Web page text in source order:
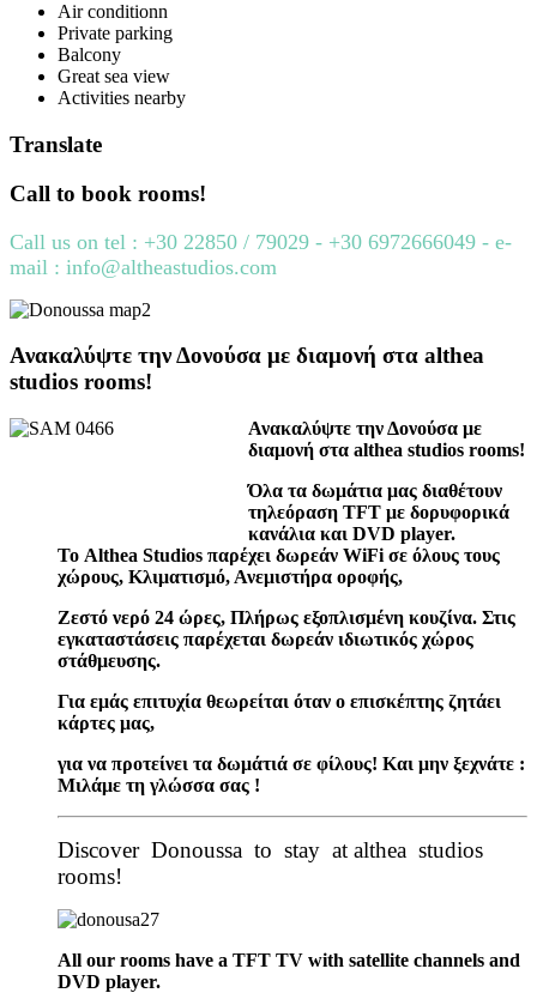
Air conditionn
Private parking
Balcony
Great sea view
Activities nearby
Translate
Call to book rooms!
Call us on tel : +30 22850 / 79029 - +30 6972666049 - e-
mail : info@altheastudios.com
Ανακαλύψτε την Δονούσα με διαμονή στα althea
studios rooms!
Ανακαλύψτε την Δονούσα με
διαμονή στα althea studios rooms!
Όλα τα δωμάτια μας διαθέτουν
τηλεόραση TFT με δορυφορικά
κανάλια και DVD player.
Το Althea Studios παρέχει δωρεάν WiFi σε όλους τους
χώρους, Κλιματισμό, Ανεμιστήρα οροφής,
Ζεστό νερό 24 ώρες, Πλήρως εξοπλισμένη κουζίνα. Στις
εγκαταστάσεις παρέχεται δωρεάν ιδιωτικός χώρος
στάθμευσης.
Για εμάς επιτυχία θεωρείται όταν ο επισκέπτης ζητάει
κάρτες μας,
για να προτείνει τα δωμάτιά σε φίλους! Και μην ξεχνάτε :
Μιλάμε τη γλώσσα σας !
Discover Donoussa to stay at althea studios
rooms!
All our rooms have a TFT TV with satellite channels and
DVD player.